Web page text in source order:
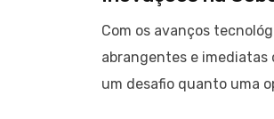
Com os avanços
abrangentes e
um desafio quanto uma